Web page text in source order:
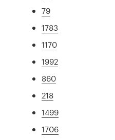
79
1783
1170
1992
860
218
1499
1706